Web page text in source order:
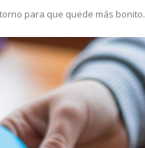
para que quede más bonito.